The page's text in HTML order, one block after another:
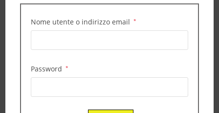
Nome utente o indirizzo email *
Password *